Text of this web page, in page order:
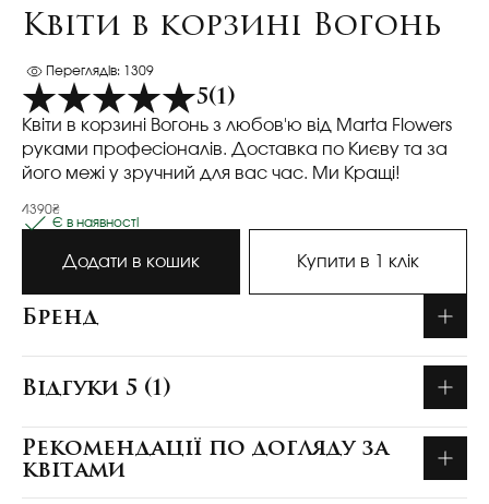
Квіти в корзині Вогонь
Переглядів: 1309
5(1)
Квіти в корзині Вогонь з любов'ю від Marta Flowers
руками професіоналів. Доставка по Києву та за
його межі у зручний для вас час. Ми Кращі!
4390₴
Є в наявності
Додати в кошик Купити в 1 клік
Бренд
Відгуки 5 (1)
Рекомендації по догляду за
квітами